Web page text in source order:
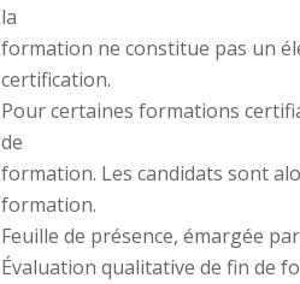
la
formation ne constitue pas un
certification.
Pour certaines formations
de
formation. Les candidats sont
formation.
Feuille de présence, émargée
Évaluation qualitative de fin de